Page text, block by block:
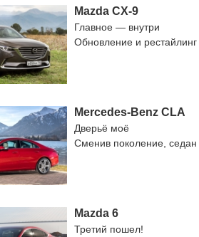
Mazda CX-9
Главное — внутри
Обновление и
Mercedes-Benz CLA
Дверьё моё
Сменив поколение, седан
Mazda 6
Третий пошел!